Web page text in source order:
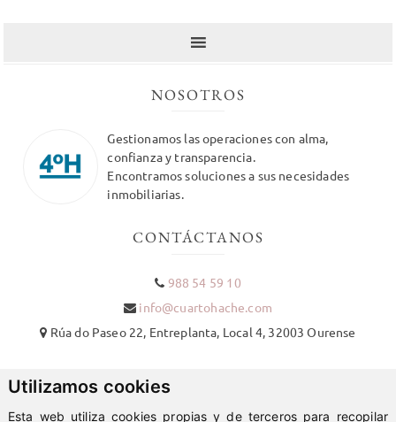
Utilizamos cookies
Esta web utiliza cookies propias y de terceros para recopilar
NOSOTROS
Gestionamos las operaciones con alma,
confianza y transparencia.
Encontramos soluciones a sus necesidades
inmobiliarias.
CONTÁCTANOS
988 54 59 10
info@cuartohache.com
Rúa do Paseo 22, Entreplanta, Local 4, 32003 Ourense
REDES SOCIALES